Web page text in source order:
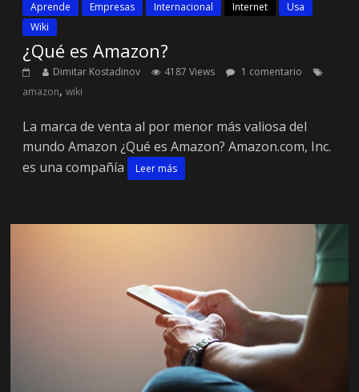
Aprende Empresas Internacional Internet
Usa
Wiki
¿Qué es Amazon?
Dimitar Kostadinov 4187 Views
1 comentario
amazon,wiki
La marca de venta al por menor más valiosa del
mundo Amazon ¿Qué es Amazon? Amazon.com, Inc.
es una compañía
Leer más